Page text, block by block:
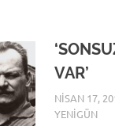
VAR’
NISAN 17,
YENIGÜN